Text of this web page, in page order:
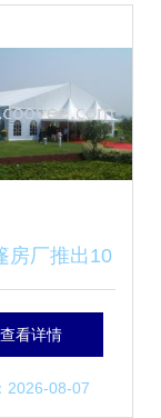
房厂推出10
米婚礼专用
租赁与销售
查看详情
2026-08-07